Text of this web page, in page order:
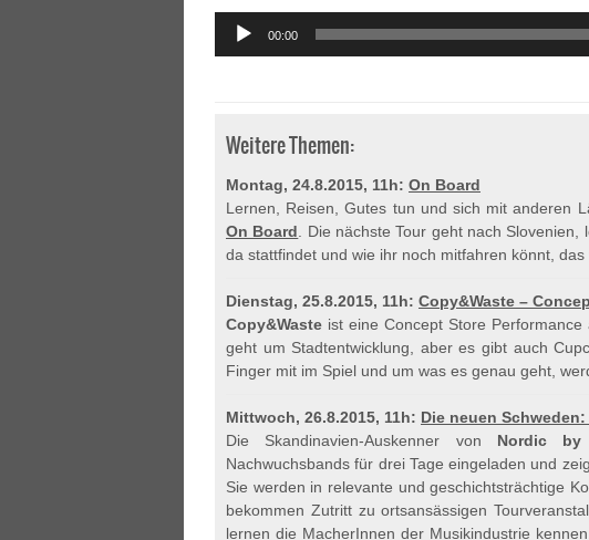
Audio
Player
00:00
Weitere Themen:
Montag, 24.8.2015, 11h: On Board
Lernen, Reisen, Gutes tun und sich mit anderen
On Board . Die nächste Tour geht nach
da stattfindet und wie ihr noch mitfahren könnt, das
Dienstag, 25.8.2015, 11h: Copy&Waste –
Copy&Waste ist eine Concept Store
geht um Stadtentwicklung, aber es gibt auch
Finger mit im Spiel und um was es genau geht,
Mittwoch, 26.8.2015, 11h: Die neuen
Die Skandinavien-Auskenner von Nordic by
Nachwuchsbands für drei Tage eingeladen und
Sie werden in relevante und geschichtsträchtige
bekommen Zutritt zu ortsansässigen
lernen die MacherInnen der Musikindustrie